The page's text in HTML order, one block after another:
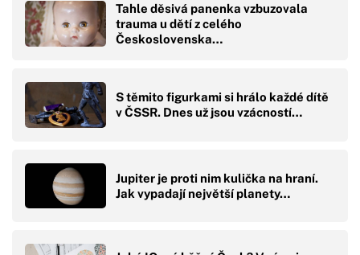
Tahle děsivá panenka vzbuzovala
trauma u dětí z celého
Československa…
S těmito figurkami si hrálo každé dítě
v ČSSR. Dnes už jsou vzácností…
Jupiter je proti nim kulička na hraní.
Jak vypadají největší planety…